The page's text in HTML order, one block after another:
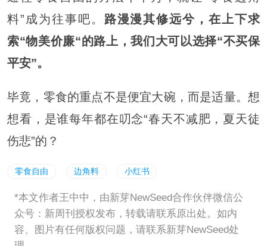
料”成为往事吧。 路漫漫其修远兮，在上下求
索“物美价廉“的路上，我们大可以选择“不买保
平安”。
毕竟，零食的重点不是便宜大碗，而是适量。想
想看，是谁每年都在叨念“春天不减肥，夏天徒
伤悲”的？
零食自由 边角料 小红书
*本文作者王中中，由新芽NewSeed合作伙伴微信公
众号：新周刊授权发布，转载请联系原出处。如内
容、图片有任何版权问题，请联系新芽NewSeed处